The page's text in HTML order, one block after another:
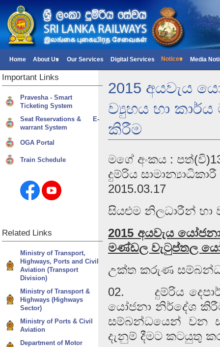
Home About Us Our Services Digital Services Notices Media
2015 අයවැය
ව්‍යුහය හා
කිරීම
මගේ අංකය :
දුම්රිය
2015.03.17
සියළුම නිලධාරීන්
2015 අයවැය
මණ්ඩල වැටුප්තල
උක්ත කරුණ
02. දුම්රිය
යෝජනා නිර්දේශ
සම්බන්ධයෙන් වන
දැනුම් දීමට කටයුතු
Important Links
Pravesha - Smart
Ticketing System
Seat Reservations & E-
warrant System
OGA Portal
Train Schedule
Related Links
Ministry of Transport,
Highways, Ports and Civil
Aviation (Transport
Division)
Ministry of Transport &
Highways (Highways
Sector)
Ministry of Ports & Civil
Aviation
Department of Motor